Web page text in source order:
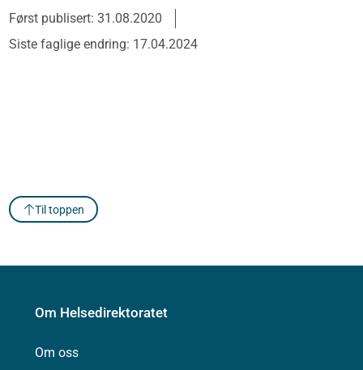
Først publisert: 31.08.2020
Siste faglige endring: 17.04.2024
Til toppen
Om Helsedirektoratet
Om oss